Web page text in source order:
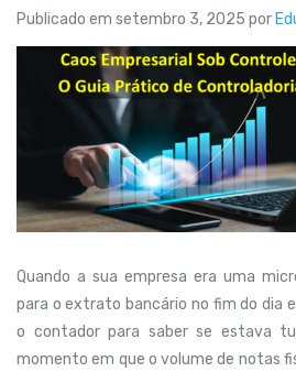
Publicado em setembro 3, 2025 por
Quando a sua empresa era uma
para o extrato bancário no fim do dia
o contador para saber se estava
momento em que o volume de notas